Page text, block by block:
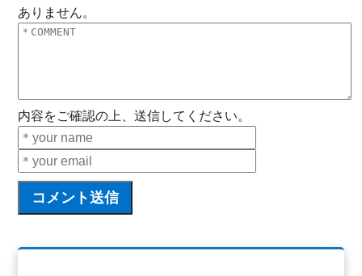
ありません。
内容をご確認の上、送信してください。